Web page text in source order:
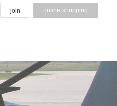
join online shopping